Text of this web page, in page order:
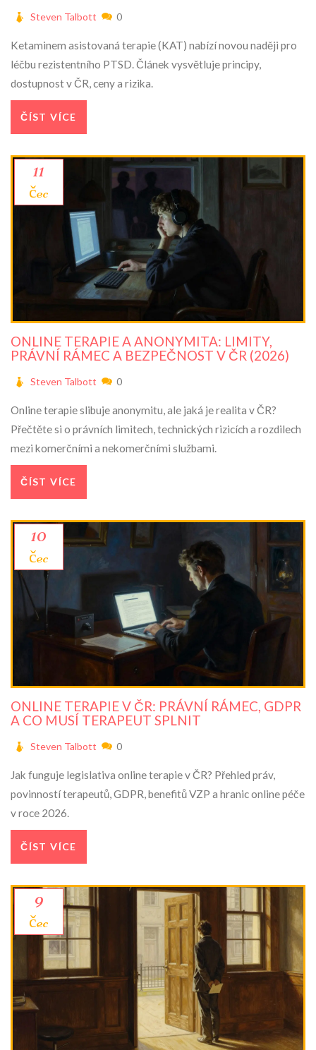
Steven Talbott 0
Ketaminem asistovaná terapie (KAT) nabízí novou naději pro
léčbu rezistentního PTSD. Článek vysvětluje principy,
dostupnost v ČR, ceny a rizika.
ČÍST VÍCE
11
čec
ONLINE TERAPIE A ANONYMITA: LIMITY,
PRÁVNÍ RÁMEC A BEZPEČNOST V ČR (2026)
Steven Talbott 0
Online terapie slibuje anonymitu, ale jaká je realita v ČR?
Přečtěte si o právních limitech, technických rizicích a rozdilech
mezi komerčními a nekomerčními službami.
ČÍST VÍCE
10
čec
ONLINE TERAPIE V ČR: PRÁVNÍ RÁMEC, GDPR
A CO MUSÍ TERAPEUT SPLNIT
Steven Talbott 0
Jak funguje legislativa online terapie v ČR? Přehled práv,
povinností terapeutů, GDPR, benefitů VZP a hranic online péče
v roce 2026.
ČÍST VÍCE
9
čec